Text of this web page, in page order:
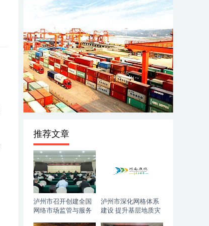
推荐文章
泸州市召开创建全国
网络市场监管与服务
泸州市深化网格体系
建设 提升基层地质灾